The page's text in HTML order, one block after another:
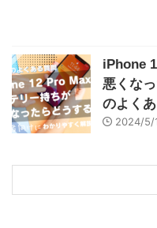
iPhone
悪くな
のよくあ
2024/5/